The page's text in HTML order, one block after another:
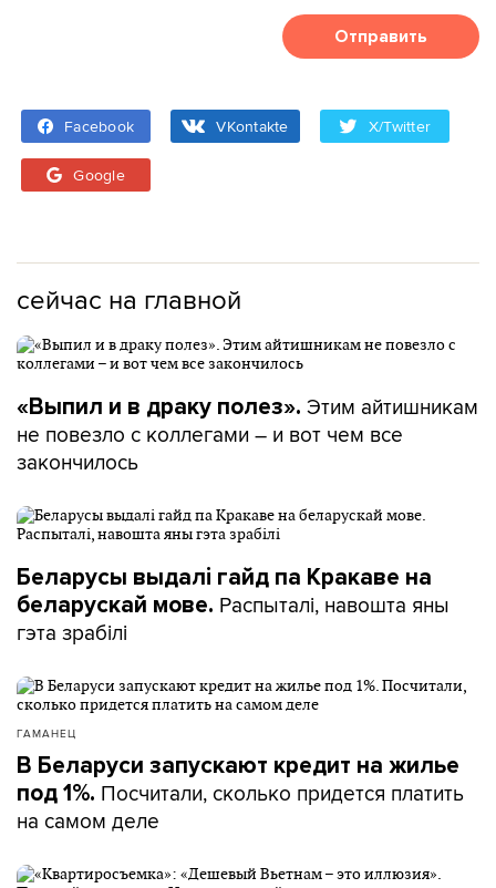
Отправить
Facebook VKontakte X/Twitter
Google
сейчас на главной
«Выпил и в драку полез». Этим айтишникам
не повезло с коллегами – и вот чем все
закончилось
Беларусы выдалі гайд па Кракаве на
беларускай мове. Распыталі, навошта яны
гэта зрабілі
ГАМАНЕЦ
В Беларуси запускают кредит на жилье
под 1%. Посчитали, сколько придется платить
на самом деле